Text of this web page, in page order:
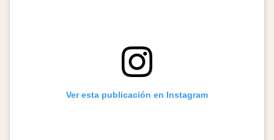
Ver esta publicación en Instagram